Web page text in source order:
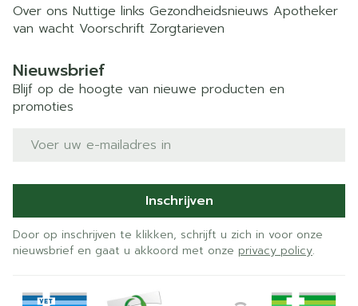
Over ons Nuttige links Gezondheidsnieuws Apotheker
van wacht Voorschrift Zorgtarieven
Nieuwsbrief
Blijf op de hoogte van nieuwe producten en
promoties
Inschrijven
Door op inschrijven te klikken, schrijft u zich in voor onze
nieuwsbrief en gaat u akkoord met onze privacy policy.